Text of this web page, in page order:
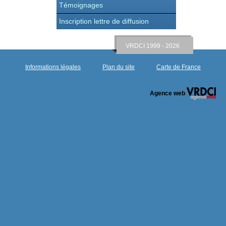
Témoignages
Inscription lettre de diffusion
VRDCI 1999 - 2026
Informations légales Plan du site Carte de France
Agence web